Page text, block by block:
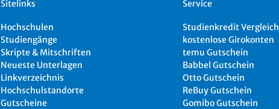
Sitelinks
Hochschulen
Studiengänge
Skripte & Mitschriften
Neueste Unterlagen
Linkverzeichnis
Hochschulstandorte
Gutscheine
Service
Studienkredit Vergleich
kostenlose Girokonten
temu Gutschein
Babbel Gutschein
Otto Gutschein
ReBuy Gutschein
Gomibo Gutschein